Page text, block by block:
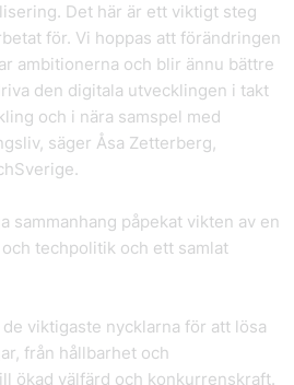
Det här är ett viktigt steg
för. Vi hoppas att förändringen
ambitionerna och blir ännu bättre
den digitala utvecklingen i takt
och i nära samspel med
säger Åsa Zetterberg,
sammanhang påpekat vikten av en
techpolitik och ett samlat
viktigaste nycklarna för att lösa
från hållbarhet och
ökad välfärd och konkurrenskraft.